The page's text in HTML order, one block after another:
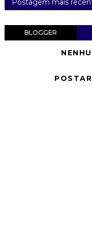
Postagem mais
BLOGGER